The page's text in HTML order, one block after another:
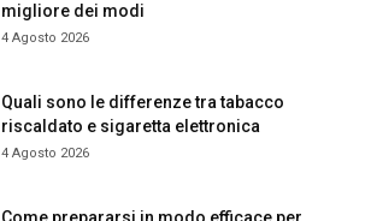
migliore dei modi
4 Agosto 2026
Quali sono le differenze tra tabacco
riscaldato e sigaretta elettronica
4 Agosto 2026